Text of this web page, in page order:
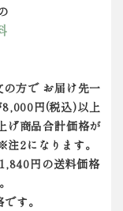
方で お届け先一
円(税込)以上
げ商品合計価格が
2になります。
円の送料価格
す。